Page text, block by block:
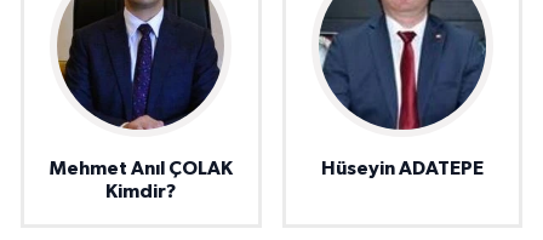
Mehmet Anıl ÇOLAK
Kimdir?
Hüseyin ADATEPE